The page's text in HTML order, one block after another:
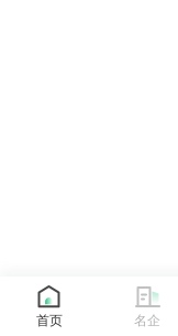
首页 名企